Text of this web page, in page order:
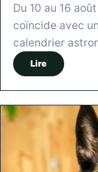
Du 10 au 16
coïncide avec
calendrier
Lire